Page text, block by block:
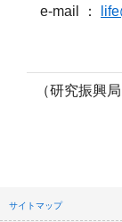
e-mail ：
（研究振興
サイトマップ